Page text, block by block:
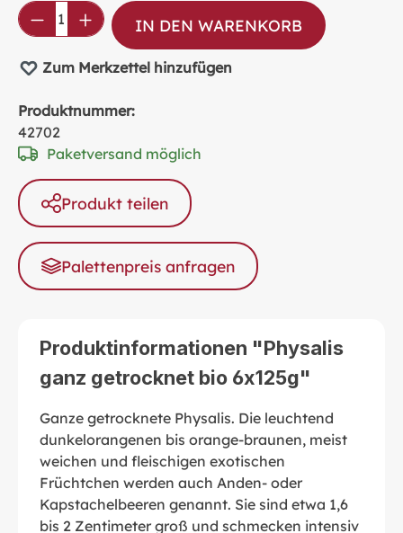
Produkt Anzahl: Gib den gewünschten
IN DEN WARENKORB
Zum Merkzettel hinzufügen
Produktnummer:
42702
Paketversand möglich
Produkt teilen
Palettenpreis anfragen
Produktinformationen "Physalis
ganz getrocknet bio 6x125g"
Ganze getrocknete Physalis. Die leuchtend
dunkelorangenen bis orange-braunen, meist
weichen und fleischigen exotischen
Früchtchen werden auch Anden- oder
Kapstachelbeeren genannt. Sie sind etwa 1,6
bis 2 Zentimeter groß und schmecken intensiv